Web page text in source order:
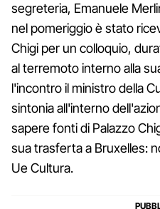
segreteria, Emanuele
nel pomeriggio è stato
Chigi per un colloquio,
al terremoto interno alla
l'incontro il ministro della
sintonia all'interno
sapere fonti di Palazzo
sua trasferta a Bruxelles:
Ue Cultura.